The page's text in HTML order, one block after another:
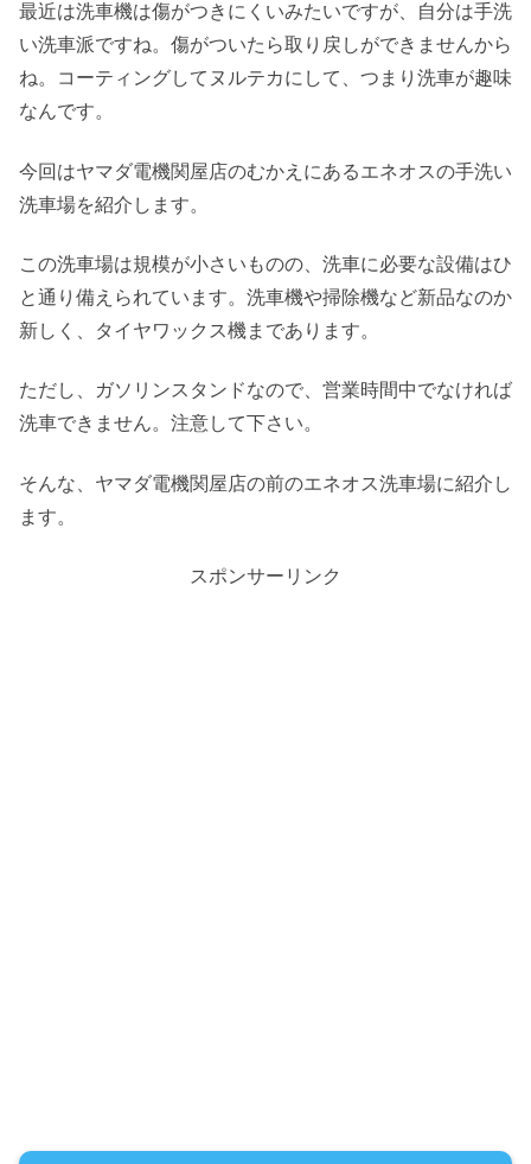
最近は洗車機は傷がつきにくいみたいですが、自分は手洗
い洗車派ですね。傷がついたら取り戻しができませんから
ね。コーティングしてヌルテカにして、つまり洗車が趣味
なんです。
今回はヤマダ電機関屋店のむかえにあるエネオスの手洗い
洗車場を紹介します。
この洗車場は規模が小さいものの、洗車に必要な設備はひ
と通り備えられています。洗車機や掃除機など新品なのか
新しく、タイヤワックス機まであります。
ただし、ガソリンスタンドなので、営業時間中でなければ
洗車できません。注意して下さい。
そんな、ヤマダ電機関屋店の前のエネオス洗車場に紹介し
ます。
スポンサーリンク